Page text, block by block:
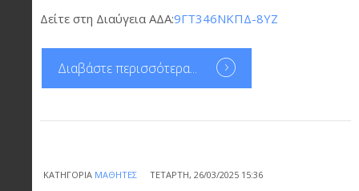
Δείτε στη Διαύγεια ΑΔΑ:9ΓΤ346ΝΚΠΔ-8ΥΖ
Διαβάστε περισσότερα...
ΚΑΤΗΓΟΡΊΑ ΜΑΘΗΤΈΣ ΤΕΤΆΡΤΗ, 26/03/2025 15:36